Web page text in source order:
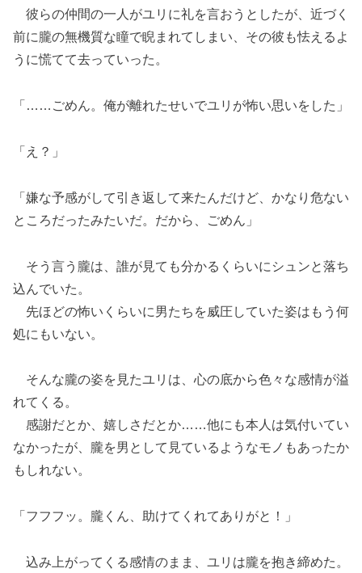
彼らの仲間の一人がユリに礼を言おうとしたが、近づく
前に朧の無機質な瞳で睨まれてしまい、その彼も怯えるよ
うに慌てて去っていった。
「……ごめん。俺が離れたせいでユリが怖い思いをした」
「え？」
「嫌な予感がして引き返して来たんだけど、かなり危ない
ところだったみたいだ。だから、ごめん」
そう言う朧は、誰が見ても分かるくらいにシュンと落ち
込んでいた。
先ほどの怖いくらいに男たちを威圧していた姿はもう何
処にもいない。
そんな朧の姿を見たユリは、心の底から色々な感情が溢
れてくる。
感謝だとか、嬉しさだとか……他にも本人は気付いてい
なかったが、朧を男として見ているようなモノもあったか
もしれない。
「フフフッ。朧くん、助けてくれてありがと！」
込み上がってくる感情のまま、ユリは朧を抱き締めた。